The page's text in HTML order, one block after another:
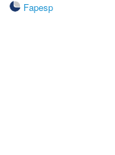
Fapesp